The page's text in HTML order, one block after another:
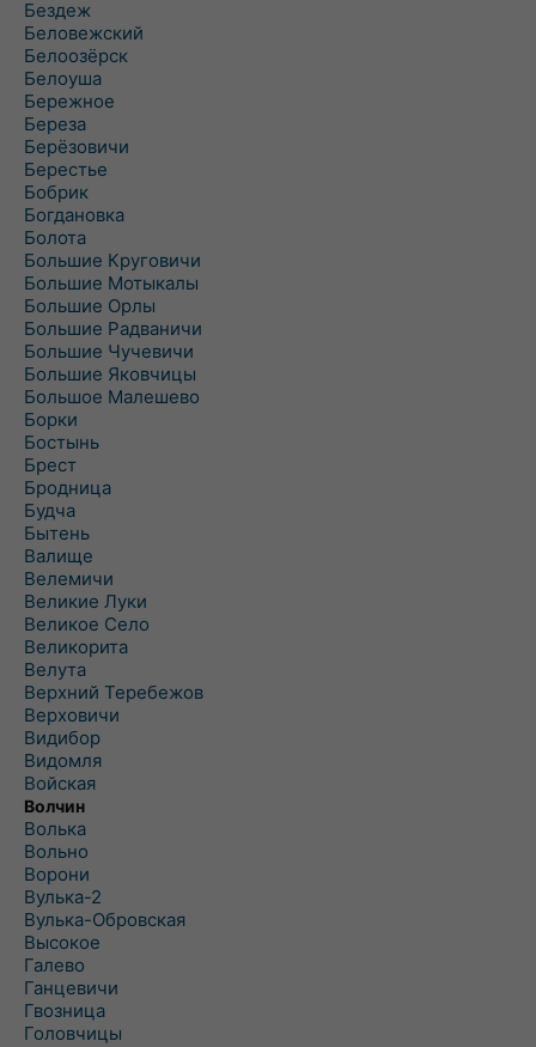
Бездеж
Беловежский
Белоозёрск
Белоуша
Бережное
Береза
Берёзовичи
Берестье
Бобрик
Богдановка
Болота
Большие Круговичи
Большие Мотыкалы
Большие Орлы
Большие Радваничи
Большие Чучевичи
Большие Яковчицы
Большое Малешево
Борки
Бостынь
Брест
Бродница
Будча
Бытень
Валище
Велемичи
Великие Луки
Великое Село
Великорита
Велута
Верхний Теребежов
Верховичи
Видибор
Видомля
Войская
Волчин
Волька
Вольно
Ворони
Вулька-2
Вулька-Обровская
Высокое
Галево
Ганцевичи
Гвозница
Головчицы